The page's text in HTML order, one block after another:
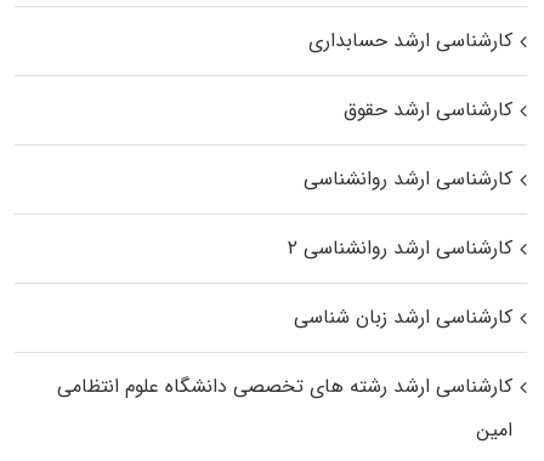
کارشناسی ارشد حسابداری
کارشناسی ارشد حقوق
کارشناسی ارشد روانشناسی
کارشناسی ارشد روانشناسی ۲
کارشناسی ارشد زبان شناسی
کارشناسی ارشد رﺷﺘﻪ ﻫﺎی تخصصی داﻧﺸﮕﺎه ﻋﻠﻮم انتظامی
اﻣﻴﻦ